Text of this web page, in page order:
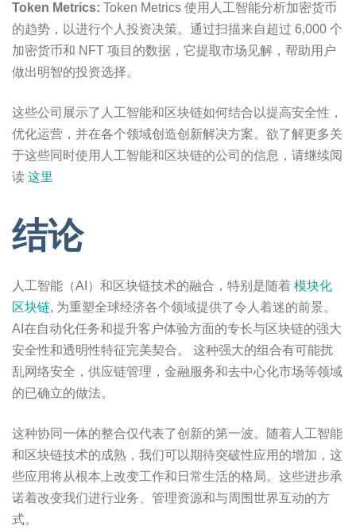
Token Metrics: Token Metrics 使用人工智能分析加密货币
的趋势，以进行个人投资决策。通过扫描来自超过 6,000 个
加密货币和 NFT 项目的数据，它提取市场见解，帮助用户
做出明智的投资选择。
这些公司展示了人工智能和区块链如何结合以提高安全性，
优化运营，并在各个领域创造创新解决方案。欲了解更多关
于这些同时使用人工智能和区块链的公司的信息，请继续阅
读 这里
结论
人工智能（AI）和区块链技术的融合，特别是随着 模块化
区块链, 为重塑全球经济各个领域提供了令人着迷的前景。
AI在自动化任务和提升客户体验方面的专长与区块链的强大
安全性和透明性特征完美契合。 这种强大的组合有可能扰
乱网络安全，供应链管理，金融服务和去中心化市场等领域
的已确立的做法。
这种协同一体的整合仅代表了创新的第一波。随着人工智能
和区块链技术的成熟，我们可以期待突破性应用的增加，这
些应用将从根本上改变工作和日常生活的格局。这些进步承
诺着改变我们进行业务、管理资源和与周围世界互动的方
式。